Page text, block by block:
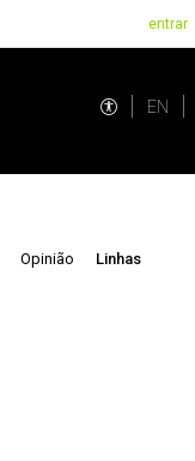
entrar
EN
Opinião Linhas